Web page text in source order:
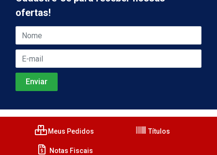
ofertas!
Meus Pedidos Títulos
Notas Fiscais